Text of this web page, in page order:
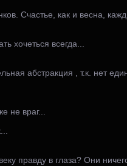
Счастье, как и весна,
хочеться всегда...
абстракция , т.к. нет
не враг...
правду в глаза? Они